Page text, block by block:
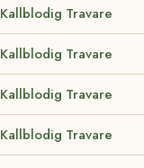
Kallblodig Travare
Kallblodig Travare
Kallblodig Travare
Kallblodig Travare